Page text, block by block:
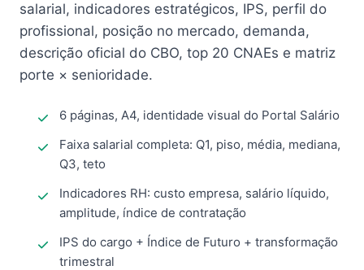
salarial, indicadores estratégicos, IPS, perfil do
profissional, posição no mercado, demanda,
descrição oficial do CBO, top 20 CNAEs e matriz
porte × senioridade.
6 páginas, A4, identidade visual do Portal Salário
Faixa salarial completa: Q1, piso, média, mediana,
Q3, teto
Indicadores RH: custo empresa, salário líquido,
amplitude, índice de contratação
IPS do cargo + Índice de Futuro + transformação
trimestral